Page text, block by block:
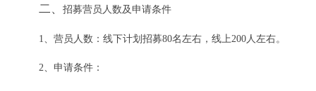
二、 招募营员人数及申请条件
1 、营员人数：线下计划招募80名左右，线上 200人左右。
2、申请条件：